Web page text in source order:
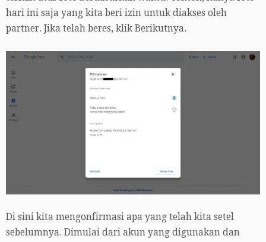
hari ini saja yang kita beri izin untuk diakses oleh
partner. Jika telah beres, klik Berikutnya.
Di sini kita mengonfirmasi apa yang telah kita setel
sebelumnya. Dimulai dari akun yang digunakan dan